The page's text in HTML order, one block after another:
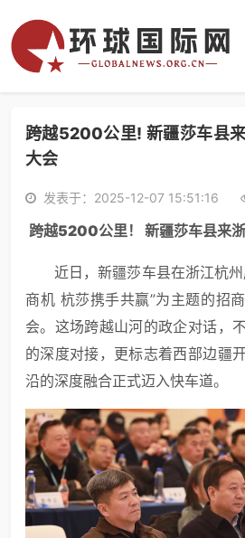
跨越5200公里! 新疆莎车县
大会
发表于：2025-12-07 15:51:16
跨越5200公里！ 新疆莎车县来
近日，新疆莎车县在浙江杭
商机 杭莎携手共赢”为主题的招
会。这场跨越山河的政企对话，
的深度对接，更标志着西部边疆
沿的深度融合正式迈入快车道。